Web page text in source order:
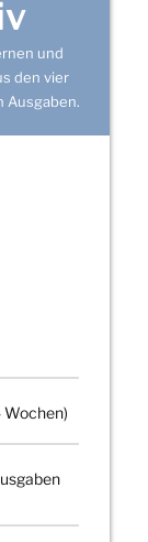
und
den vier
Ausgaben.